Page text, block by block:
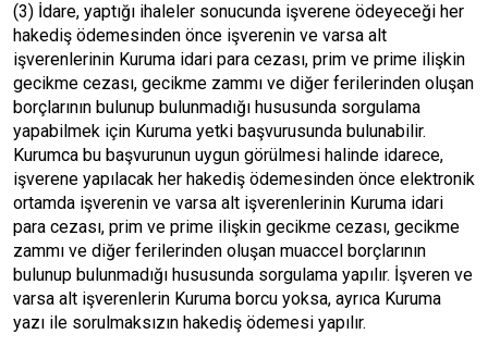
(3) İdare, yaptığı ihaleler sonucunda işverene ödeyeceği her
hakediş ödemesinden önce işverenin ve varsa alt
işverenlerinin Kuruma idari para cezası, prim ve prime ilişkin
gecikme cezası, gecikme zammı ve diğer ferilerinden oluşan
borçlarının bulunup bulunmadığı hususunda sorgulama
yapabilmek için Kuruma yetki başvurusunda bulunabilir.
Kurumca bu başvurunun uygun görülmesi halinde idarece,
işverene yapılacak her hakediş ödemesinden önce elektronik
ortamda işverenin ve varsa alt işverenlerinin Kuruma idari
para cezası, prim ve prime ilişkin gecikme cezası, gecikme
zammı ve diğer ferilerinden oluşan muaccel borçlarının
bulunup bulunmadığı hususunda sorgulama yapılır. İşveren ve
varsa alt işverenlerin Kuruma borcu yoksa, ayrıca Kuruma
yazı ile sorulmaksızın hakediş ödemesi yapılır.